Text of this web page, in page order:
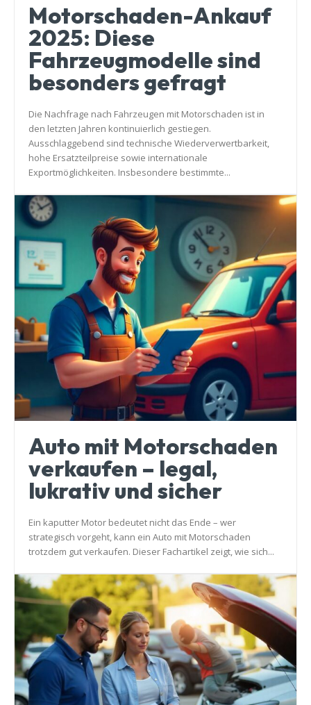
Motorschaden-Ankauf
2025: Diese
Fahrzeugmodelle sind
besonders gefragt
Die Nachfrage nach Fahrzeugen mit Motorschaden ist in
den letzten Jahren kontinuierlich gestiegen.
Ausschlaggebend sind technische Wiederverwertbarkeit,
hohe Ersatzteilpreise sowie internationale
Exportmöglichkeiten. Insbesondere bestimmte...
Auto mit Motorschaden
verkaufen – legal,
lukrativ und sicher
Ein kaputter Motor bedeutet nicht das Ende – wer
strategisch vorgeht, kann ein Auto mit Motorschaden
trotzdem gut verkaufen. Dieser Fachartikel zeigt, wie sich...